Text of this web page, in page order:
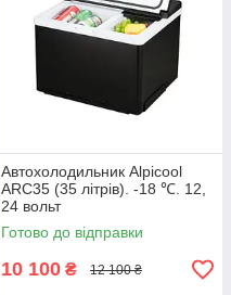
Автохолодильник Alpicool
ARC35 (35 літрів). -18 ℃. 12,
24 вольт
Готово до відправки
10 100 ₴ 12 100 ₴